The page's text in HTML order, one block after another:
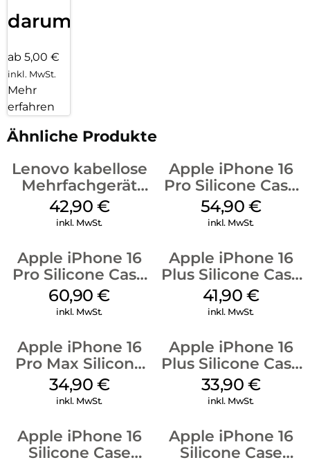
darum!
ab 5,00 €
inkl. MwSt.
Mehr
erfahren
Ähnliche Produkte
Lenovo kabellose
Mehrfachgerät
Luna Grey
42,90 €
inkl. MwSt.
Apple iPhone 16
Pro Silicone Case
MagSafe Black
54,90 €
inkl. MwSt.
Apple iPhone 16
Pro Silicone Case
MagSafe Stone
Gray
60,90€
inkl. MwSt.
Apple iPhone 16
Plus Silicone Case
MagSafe Stone
Gray
41,90 €
inkl. MwSt.
Apple iPhone 16
Pro Max Silicone
Case MagSafe
Denim
34,90 €
inkl. MwSt.
Apple iPhone 16
Plus Silicone Case
MagSafe Lake
Green
33,90 €
inkl. MwSt.
Apple iPhone 16
Silicone Case
Apple iPhone 16
Silicone Case